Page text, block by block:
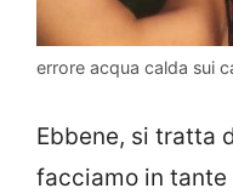
errore acqua calda sui
Ebbene, si tratta
facciamo in tante